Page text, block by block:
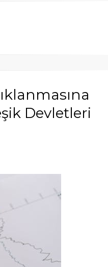
Devletleri